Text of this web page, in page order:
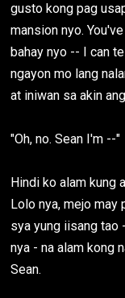
gusto kong pag
mansion nyo.
bahay nyo -- I can
ngayon mo lang
at iniwan sa akin
"Oh, no. Sean I'm --"
Hindi ko alam kung
Lolo nya, mejo may
sya yung iisang tao
nya - na alam kong
Sean.